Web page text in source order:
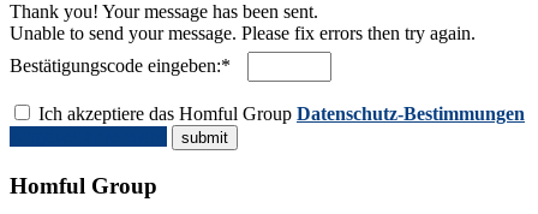
Thank you! Your message has been sent.
Unable to send your message. Please fix errors then try again.
Bestätigungscode eingeben:*
Ich akzeptiere das Homful Group Datenschutz-Bestimmungen
Homful Group